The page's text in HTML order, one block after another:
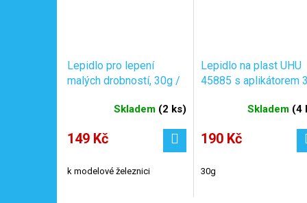
Lepidlo pro lepení
malých drobností, 30g /
Skladem (2 ks)
149 Kč
k modelové železnici
Lepidlo na plast UHU
45885 s aplikátorem
Skladem (4
190 Kč
30g